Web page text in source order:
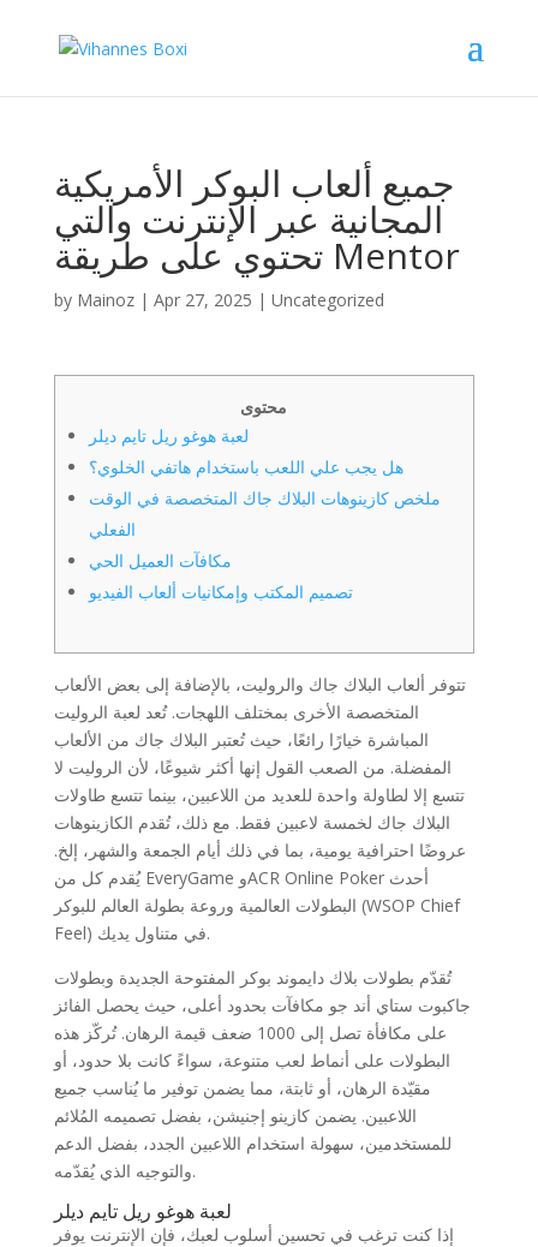
جميع ألعاب البوكر الأمريكية
المجانية عبر الإنترنت والتي
تحتوي على طريقة Mentor
by Mainoz| Apr 27, 2025 | Uncategorized
محتوى
لعبة هوغو ريل تايم ديلر
هل يجب علي اللعب باستخدام هاتفي الخلوي؟
ملخص كازينوهات البلاك جاك المتخصصة في الوقت
الفعلي
مكافآت العميل الحي
تصميم المكتب وإمكانيات ألعاب الفيديو
تتوفر ألعاب البلاك جاك والروليت، بالإضافة إلى بعض الألعاب
المتخصصة الأخرى بمختلف اللهجات. تُعد لعبة الروليت
المباشرة خيارًا رائعًا، حيث تُعتبر البلاك جاك من الألعاب
المفضلة. من الصعب القول إنها أكثر شيوعًا، لأن الروليت لا
تتسع إلا لطاولة واحدة للعديد من اللاعبين، بينما تتسع طاولات
البلاك جاك لخمسة لاعبين فقط. مع ذلك، تُقدم الكازينوهات
عروضًا احترافية يومية، بما في ذلك أيام الجمعة والشهر، إلخ.
يُقدم كل من EveryGame وACR Online Poker أحدث
البطولات العالمية وروعة بطولة العالم للبوكر (WSOP Chief
Feel) في متناول يديك.
تُقدّم بطولات بلاك دايموند بوكر المفتوحة الجديدة وبطولات
جاكبوت ستاي أند جو مكافآت بحدود أعلى، حيث يحصل الفائز
على مكافأة تصل إلى 1000 ضعف قيمة الرهان. تُركّز هذه
البطولات على أنماط لعب متنوعة، سواءً كانت بلا حدود، أو
مقيّدة الرهان، أو ثابتة، مما يضمن توفير ما يُناسب جميع
اللاعبين. يضمن كازينو إجنيشن، بفضل تصميمه المُلائم
للمستخدمين، سهولة استخدام اللاعبين الجدد، بفضل الدعم
والتوجيه الذي يُقدّمه.
لعبة هوغو ريل تايم ديلر
إذا كنت ترغب في تحسين أسلوب لعبك، فإن الإنترنت يوفر